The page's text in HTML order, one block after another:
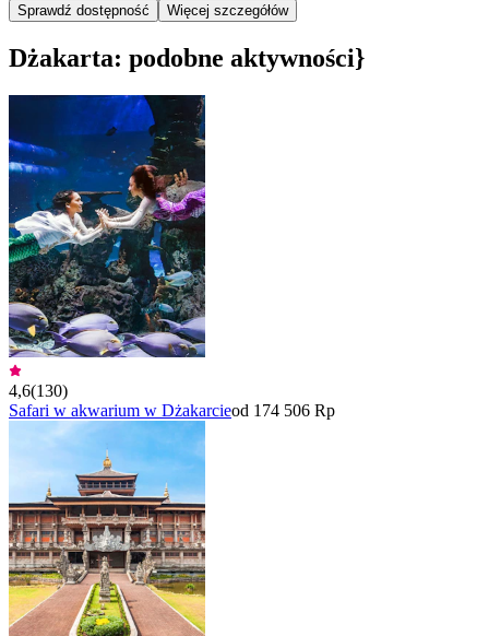
Sprawdź dostępność Więcej szczegółów
Dżakarta: podobne aktywności}
4,6(130)
Safari w akwarium w Dżakarcieod 174 506 Rp